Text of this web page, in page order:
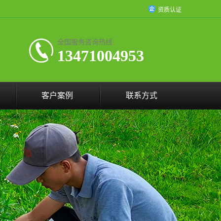
资质认证
全国服务咨询热线:
13471004953
客户案例 联系方式